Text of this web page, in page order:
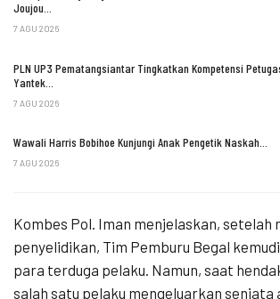
Joujou…
7 AGU 2026
PLN UP3 Pematangsiantar Tingkatkan Kompetensi
Yantek…
7 AGU 2026
Wawali Harris Bobihoe Kunjungi Anak Pengetik Naskah…
7 AGU 2026
Kombes Pol. Iman menjelaskan, setelah
penyelidikan, Tim Pemburu Begal
para terduga pelaku. Namun, saat
salah satu pelaku mengeluarkan senjata